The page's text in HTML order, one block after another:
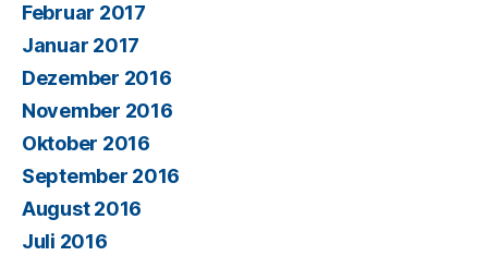
Februar 2017
Januar 2017
Dezember 2016
November 2016
Oktober 2016
September 2016
August 2016
Juli 2016